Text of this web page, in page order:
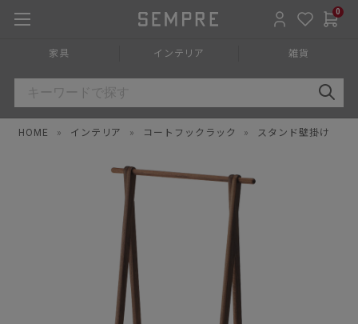
0
家具 インテリア 雑貨
HOME » インテリア » コートフックラック » スタンド壁掛け